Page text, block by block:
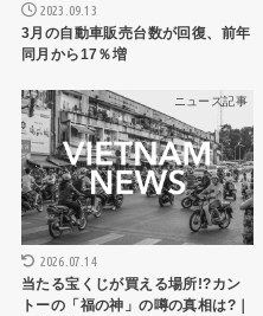
2023.09.13
3月の自動車販売台数が回復、前年
同月から17％増
ニュース記事
2026.07.14
当たる宝くじが買える場所!?カン
トーの「福の神」の噂の真相は?｜